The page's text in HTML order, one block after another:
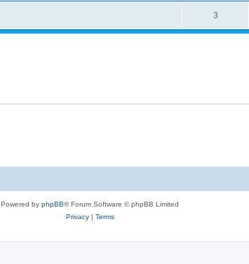
3
Powered by phpBB® Forum Software © phpBB Limited
Privacy| Terms